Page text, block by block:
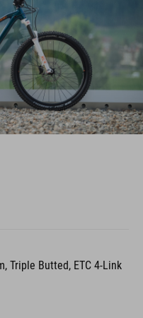
Triple Butted, ETC 4-Link